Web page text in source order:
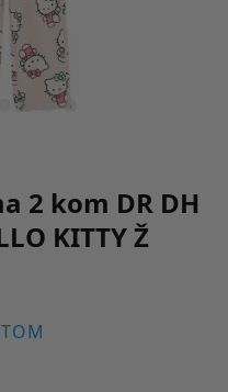
2 kom DR DH
KITTY Ž